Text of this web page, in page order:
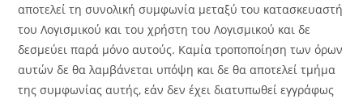
αποτελεί τη συνολική συμφωνία μεταξύ του κατασκευαστή
του Λογισμικού και του χρήστη του Λογισμικού και δε
δεσμεύει παρά μόνο αυτούς. Καμία τροποποίηση των όρων
αυτών δε θα λαμβάνεται υπόψη και δε θα αποτελεί τμήμα
της συμφωνίας αυτής, εάν δεν έχει διατυπωθεί εγγράφως